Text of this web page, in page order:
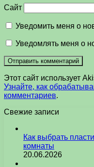
Сайт
Уведомить меня о
Уведомлять меня о
Этот сайт использует
Узнайте, как
комментариев.
Свежие записи
Как выбрать
комнаты
20.06.2026